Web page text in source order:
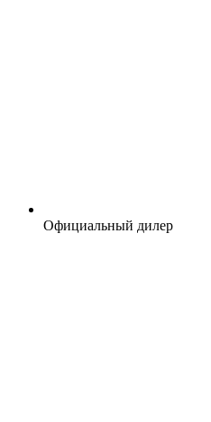
Официальный дилер